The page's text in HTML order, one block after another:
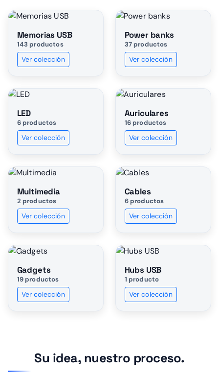
Memorias USB
143 productos
Ver colección
Power banks
37 productos
Ver colección
LED
6 productos
Ver colección
Auriculares
16 productos
Ver colección
Multimedia
2 productos
Ver colección
Cables
6 productos
Ver colección
Gadgets
19 productos
Ver colección
Hubs USB
1 producto
Ver colección
Su idea, nuestro proceso.